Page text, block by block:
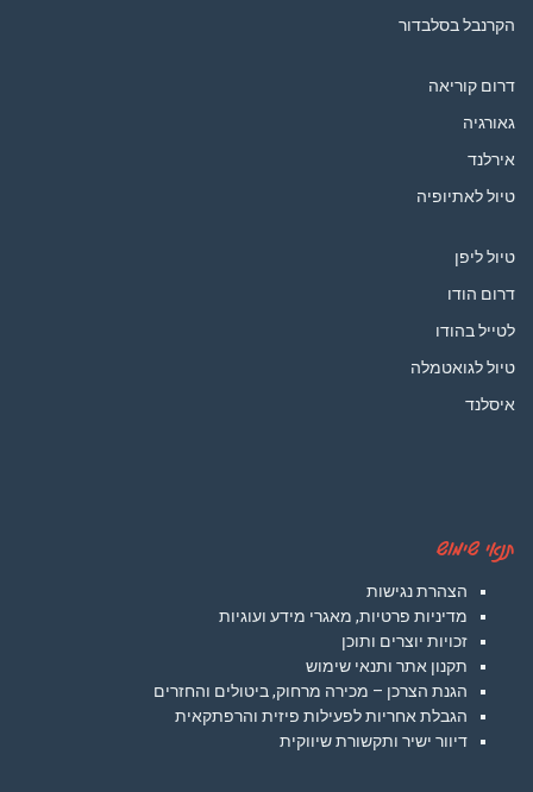
הקרנבל בסלבדור
דרום קוריאה
גאורגיה
אירלנד
טיול לאתיופיה
טיול ליפן
דרום הודו
לטייל בהודו
טיול לגואטמלה
איסלנד
תנאי שימוש
הצהרת נגישות
מדיניות פרטיות, מאגרי מידע ועוגיות
זכויות יוצרים ותוכן
תקנון אתר ותנאי שימוש
הגנת הצרכן – מכירה מרחוק, ביטולים והחזרים
הגבלת אחריות לפעילות פיזית והרפתקאית
דיוור ישיר ותקשורת שיווקית